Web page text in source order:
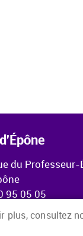
du
95 05 05
plus, consultez